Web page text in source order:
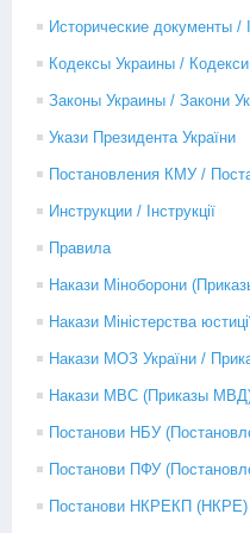
Исторические документы /
Кодексы Украины / Кодекси
Законы Украины / Закони
Укази Президента України
Постановления КМУ /
Инструкции / Інструкції
Правила
Накази Міноборони
Накази Міністерства
Накази МОЗ України /
Накази МВС (Приказы
Постанови НБУ
Постанови ПФУ
Постанови НКРЕКП (НКРЕ)